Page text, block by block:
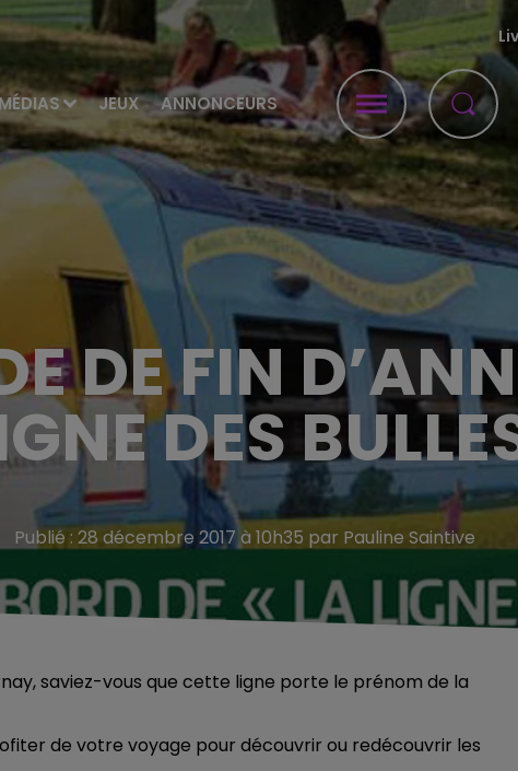
JEUX ANNONCEURS
DE FIN
DES
Publié : 28 décembre 2017 à 10h35 par Pauline Saintive
saviez-vous que cette ligne porte le prénom de la
de votre voyage pour découvrir ou redécouvrir les